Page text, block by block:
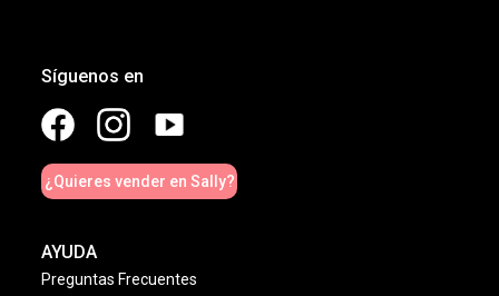
Síguenos en
¿Quieres vender en Sally?
AYUDA
Preguntas Frecuentes